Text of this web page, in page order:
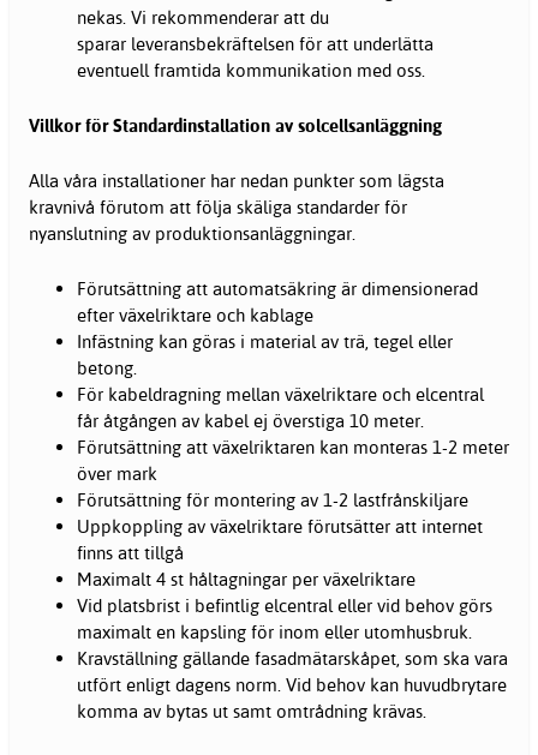
nekas. Vi rekommenderar att du
sparar leveransbekräftelsen för att underlätta
eventuell framtida kommunikation med oss.
Villkor för Standardinstallation av solcellsanläggning
Alla våra installationer har nedan punkter som lägsta
kravnivå förutom att följa skäliga standarder för
nyanslutning av produktionsanläggningar.
Förutsättning att automatsäkring är dimensionerad
efter växelriktare och kablage
Infästning kan göras i material av trä, tegel eller
betong.
För kabeldragning mellan växelriktare och elcentral
får åtgången av kabel ej överstiga 10 meter.
Förutsättning att växelriktaren kan monteras 1-2 meter
över mark
Förutsättning för montering av 1-2 lastfrånskiljare
Uppkoppling av växelriktare förutsätter att internet
finns att tillgå
Maximalt 4 st håltagningar per växelriktare
Vid platsbrist i befintlig elcentral eller vid behov görs
maximalt en kapsling för inom eller utomhusbruk.
Kravställning gällande fasadmätarskåpet, som ska vara
utfört enligt dagens norm. Vid behov kan huvudbrytare
komma av bytas ut samt omtrådning krävas.